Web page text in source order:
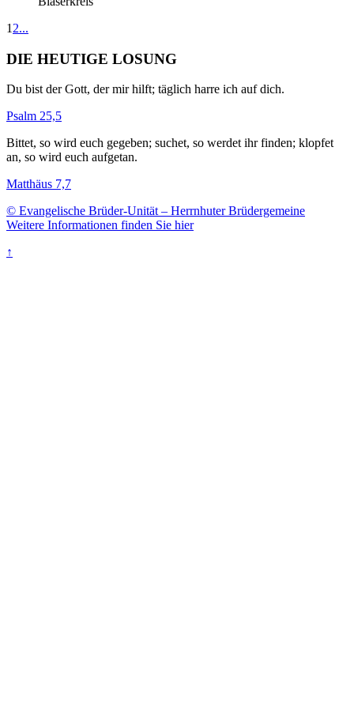
1 2...
DIE HEUTIGE LOSUNG
Du bist der Gott, der mir hilft; täglich harre ich auf dich.
Psalm 25,5
Bittet, so wird euch gegeben; suchet, so werdet ihr finden; klopfet
an, so wird euch aufgetan.
Matthäus 7,7
© Evangelische Brüder-Unität – Herrnhuter Brüdergemeine
Weitere Informationen finden Sie hier
↑